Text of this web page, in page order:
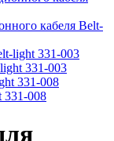
кабеля Belt-
331-003
331-008